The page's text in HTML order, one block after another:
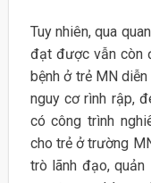
Tuy nhiên, qua
đạt được vẫn còn
bệnh ở trẻ MN
nguy cơ rình rập,
có công trình
cho trẻ ở trường
trò lãnh đạo,